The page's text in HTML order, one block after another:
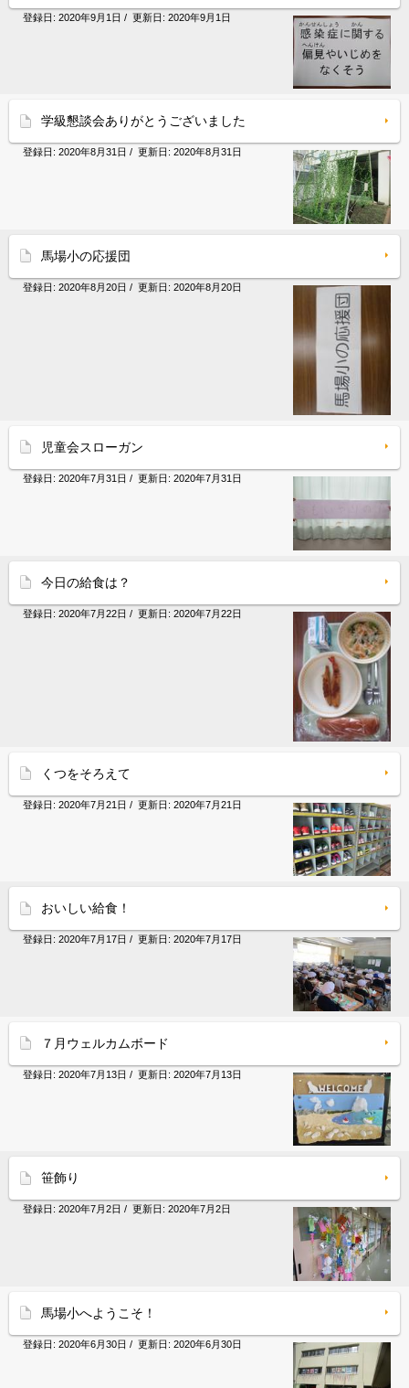
登録日: 2020年9月1日 / 更新日: 2020年9月1日
学級懇談会ありがとうございました
登録日: 2020年8月31日 / 更新日: 2020年8月31日
馬場小の応援団
登録日: 2020年8月20日 / 更新日: 2020年8月20日
児童会スローガン
登録日: 2020年7月31日 / 更新日: 2020年7月31日
今日の給食は？
登録日: 2020年7月22日 / 更新日: 2020年7月22日
くつをそろえて
登録日: 2020年7月21日 / 更新日: 2020年7月21日
おいしい給食！
登録日: 2020年7月17日 / 更新日: 2020年7月17日
７月ウェルカムボード
登録日: 2020年7月13日 / 更新日: 2020年7月13日
笹飾り
登録日: 2020年7月2日 / 更新日: 2020年7月2日
馬場小へようこそ！
登録日: 2020年6月30日 / 更新日: 2020年6月30日